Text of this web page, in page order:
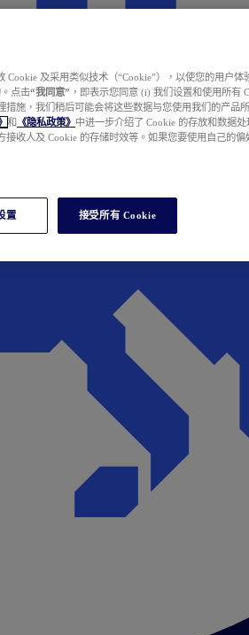
Cookie 及采用类似技术（“Cookie”），以使您的用户体
点击“我同意” ，即表示您同意 (i) 我们设置和使用所有
措施，我们稍后可能会将这些数据与您使用我们的产品
和 《隐私政策》 中进一步介绍了 Cookie 的存放和数据处
收人及 Cookie 的存储时效等。如果您要使用自己的偏
置 接受所有 Cookie